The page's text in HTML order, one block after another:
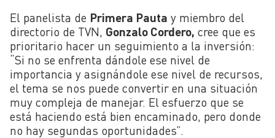
El panelista de Primera Pauta y miembro del
directorio de TVN, Gonzalo Cordero, cree que es
prioritario hacer un seguimiento a la inversión:
“Si no se enfrenta dándole ese nivel de
importancia y asignándole ese nivel de recursos,
el tema se nos puede convertir en una situación
muy compleja de manejar. El esfuerzo que se
está haciendo está bien encaminado, pero donde
no hay segundas oportunidades”.